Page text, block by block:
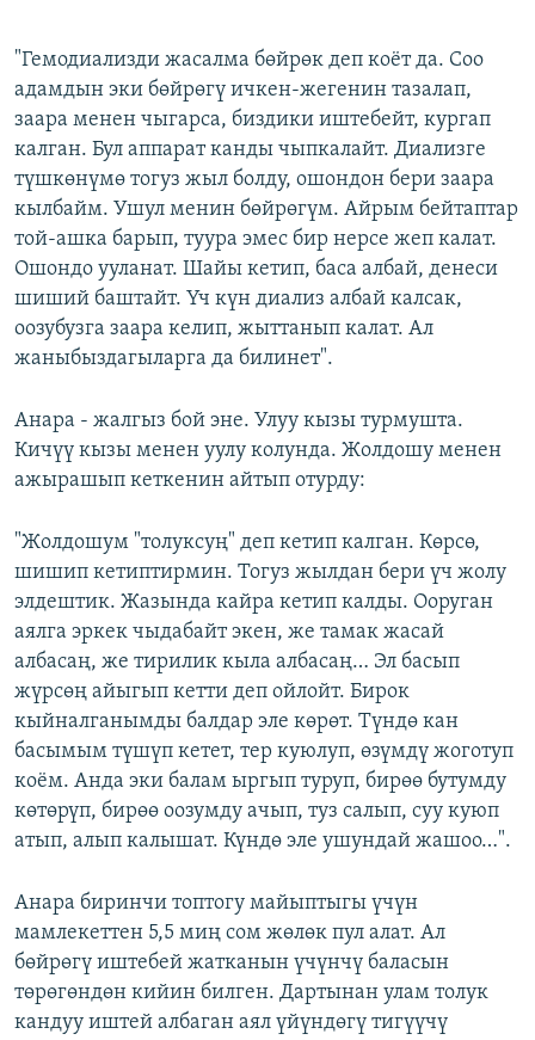
"Гемодиализди жасалма бөйрөк деп коёт да. Соо
адамдын эки бөйрөгү ичкен-жегенин тазалап,
заара менен чыгарса, биздики иштебейт, кургап
калган. Бул аппарат канды чыпкалайт. Диализге
түшкөнүмө тогуз жыл болду, ошондон бери заара
кылбайм. Ушул менин бөйрөгүм. Айрым бейтаптар
той-ашка барып, туура эмес бир нерсе жеп калат.
Ошондо ууланат. Шайы кетип, баса албай, денеси
шиший баштайт. Үч күн диализ албай калсак,
оозубузга заара келип, жыттанып калат. Ал
жаныбыздагыларга да билинет".
Анара - жалгыз бой эне. Улуу кызы турмушта.
Кичүү кызы менен уулу колунда. Жолдошу менен
ажырашып кеткенин айтып отурду:
"Жолдошум "толуксуң" деп кетип калган. Көрсө,
шишип кетиптирмин. Тогуз жылдан бери үч жолу
элдештик. Жазында кайра кетип калды. Ооруган
аялга эркек чыдабайт экен, же тамак жасай
албасаң, же тирилик кыла албасаң… Эл басып
жүрсөң айыгып кетти деп ойлойт. Бирок
кыйналганымды балдар эле көрөт. Түндө кан
басымым түшүп кетет, тер куюлуп, өзүмдү жоготуп
коём. Анда эки балам ыргып туруп, бирөө бутумду
көтөрүп, бирөө оозумду ачып, туз салып, суу куюп
атып, алып калышат. Күндө эле ушундай жашоо…".
Анара биринчи топтогу майыптыгы үчүн
мамлекеттен 5,5 миң сом жөлөк пул алат. Ал
бөйрөгү иштебей жатканын үчүнчү баласын
төрөгөндөн кийин билген. Дартынан улам толук
кандуу иштей албаган аял үйүндөгү тигүүчү